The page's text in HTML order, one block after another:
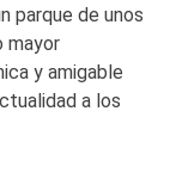
parque de unos
mayor
y amigable
a los